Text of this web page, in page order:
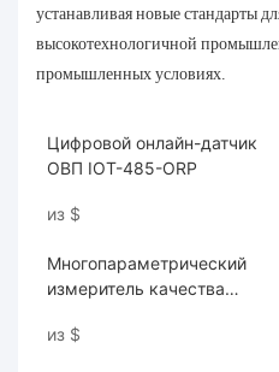
устанавливая новые стандарты
высокотехнологичной
промышленных условиях.
Цифровой онлайн-датчик
ОВП IOT-485-ORP
из $
Многопараметрический
измеритель качества
из $